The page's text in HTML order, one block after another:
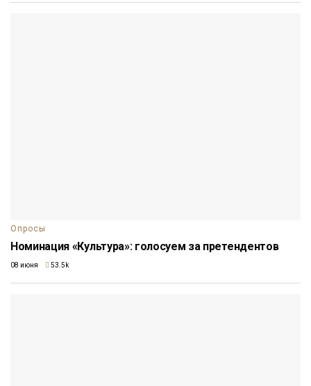
Опросы
Номинация «Культура»: голосуем за претендентов
08 июня 53.5k